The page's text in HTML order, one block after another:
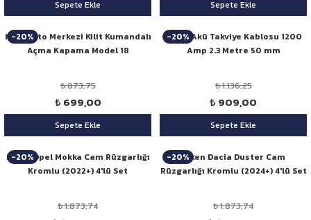
Sepete Ekle Sepete Ekle
-20%
Niken Oto Merkezi Kilit Kumandalı
Açma Kapama Model 18
₺ 873,75
₺ 699,00
Sepete Ekle
-20%
Niken Akü Takviye Kablosu 1200
Amp 2.3 Metre 50 mm
₺ 1.136,25
₺ 909,00
Sepete Ekle
-20%
Niken Opel Mokka Cam Rüzgarlığı
Kromlu (2022+) 4'lü Set
₺ 1.873,74
-20%Niken Dacia Duster Cam
Rüzgarlığı Kromlu (2024+) 4'lü Set
₺ 1.873,74